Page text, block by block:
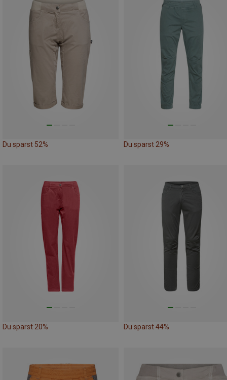
Du sparst 52% Du sparst 29%
Du sparst 20% Du sparst 44%